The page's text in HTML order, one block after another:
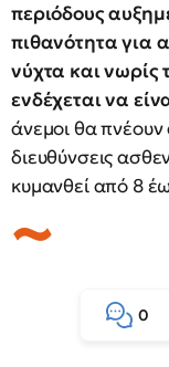
περιόδους
πιθανότητα για
νύχτα και νωρίς
ενδέχεται να
άνεμοι θα πνέουν
διευθύνσεις
κυμανθεί από 8
0